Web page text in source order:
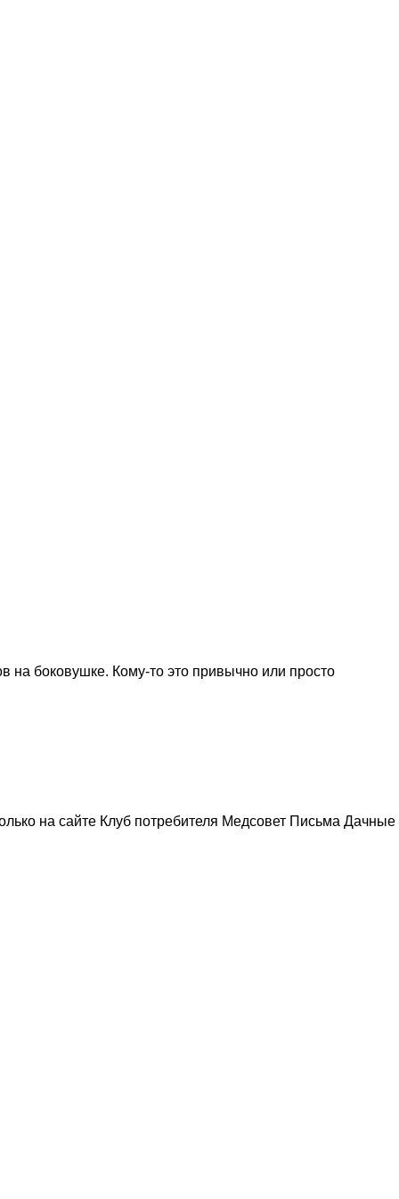
на боковушке. Кому-то это привычно или просто
на сайте Клуб потребителя Медсовет Письма Дачные